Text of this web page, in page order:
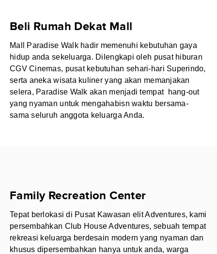
Beli Rumah Dekat Mall
Mall Paradise Walk hadir memenuhi kebutuhan gaya
hidup anda sekeluarga. Dilengkapi oleh pusat hiburan
CGV Cinemas, pusat kebutuhan sehari-hari Superindo,
serta aneka wisata kuliner yang akan memanjakan
selera, Paradise Walk akan menjadi tempat hang-out
yang nyaman untuk mengahabisn waktu bersama-
sama seluruh anggota keluarga Anda.
Family Recreation Center
Tepat berlokasi di Pusat Kawasan elit Adventures, kami
persembahkan Club House Adventures, sebuah tempat
rekreasi keluarga berdesain modern yang nyaman dan
khusus dipersembahkan hanya untuk anda, warga